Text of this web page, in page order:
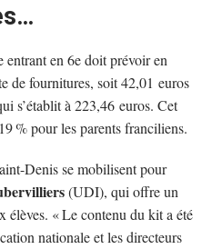
entrant en 6e doit prévoir en
de fournitures, soit 42,01 euros
s’établit à 223,46 euros. Cet
% pour les parents franciliens.
Denis se mobilisent pour
(UDI), qui offre un
élèves. « Le contenu du kit a été
nationale et les directeurs